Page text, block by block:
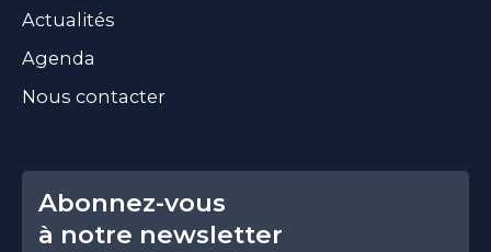
Actualités
Agenda
Nous contacter
Abonnez-vous
à notre newsletter